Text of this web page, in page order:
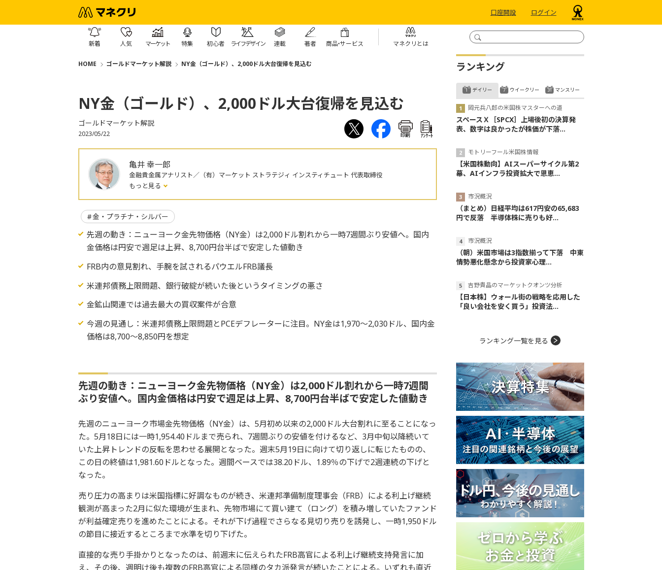
口座開設 ログイン
新着 人気 マーケット 特集 初心者 ライフデザイン 連載 著者 商品・サービス マネクリとは
HOME ゴールドマーケット解説 NY金（ゴールド）、2,000ドル大台復帰を見込む
NY金（ゴールド）、2,000ドル大台復帰を見込む
ゴールドマーケット解説
2023/05/22 印刷 ｱﾝｹｰﾄ
亀井 幸一郎
金融貴金属アナリスト／（有）マーケット ストラテジィ インスティチュート 代表取締役
もっと見る
金・プラチナ・シルバー
先週の動き：ニューヨーク金先物価格（NY金）は2,000ドル割れから一時7週間ぶり安値へ。国内
金価格は円安で週足は上昇、8,700円台半ばで安定した値動き
FRB内の意見割れ、手腕を試されるパウエルFRB議長
米連邦債務上限問題、銀行破綻が続いた後というタイミングの悪さ
金鉱山関連では過去最大の買収案件が合意
今週の見通し：米連邦債務上限問題とPCEデフレーターに注目。NY金は1,970～2,030ドル、国内金
価格は8,700～8,850円を想定
先週の動き：ニューヨーク金先物価格（NY金）は2,000ドル割れから一時7週間
ぶり安値へ。国内金価格は円安で週足は上昇、8,700円台半ばで安定した値動き
先週のニューヨーク市場金先物価格（NY金）は、5月初め以来の2,000ドル大台割れに至ることになっ
た。5月18日には一時1,954.40ドルまで売られ、7週間ぶりの安値を付けるなど、3月中旬以降続いて
いた上昇トレンドの反転を思わせる展開となった。週末5月19日に向けて切り返しに転じたものの、
この日の終値は1,981.60ドルとなった。週間ベースでは38.20ドル、1.89％の下げで2週連続の下げと
なった。
売り圧力の高まりは米国指標に好調なものが続き、米連邦準備制度理事会（FRB）による利上げ継続
観測が高まった2月に似た環境が生まれ、先物市場にて買い建て（ロング）を積み増していたファンド
が利益確定売りを進めたことによる。それが下げ過程でさらなる見切り売りを誘発し、一時1,950ドル
の節目に接近するところまで水準を切り下げた。
直接的な売り手掛かりとなったのは、前週末に伝えられたFRB高官による利上げ継続支持発言に加
え、その後、週明け後も複数のFRB高官による同様のタカ派発言が続いたことによる。いずれも直近
ランキング
デイリー
岡元兵八郎の米国株マスターへの道
スペースＸ［SPCX］上場後初の決算発
表、数字は良かったが株価が下落...
モトリーフール米国株情報
【米国株動向】AIスーパーサイクル第2
幕、AIインフラ投資拡大で恩恵...
市況概況
（まとめ）日経平均は617円安の65,683
円で反落 半導体株に売りも好...
市況概況
（朝）米国市場は3指数揃って下落 中東
情勢悪化懸念から投資家心理...
吉野貴晶のマーケットクオンツ分析
【日本株】ウォール街の戦略を応用した
「良い会社を安く買う」投資法...
ウイークリー マンスリー
ランキング一覧を見る